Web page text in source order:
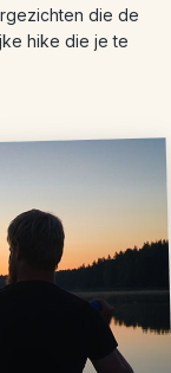
die de
hike die je te